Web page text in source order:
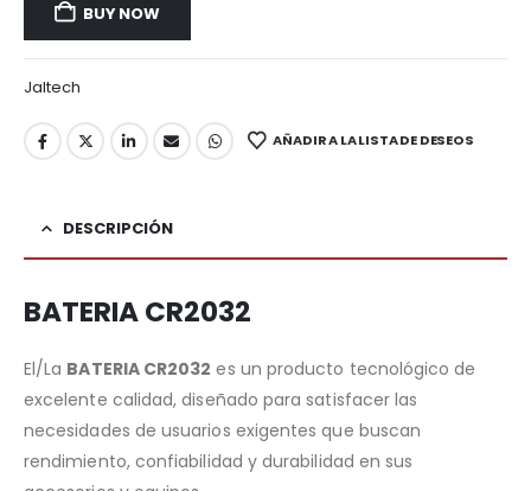
BUY NOW
Jaltech
AÑADIR A LA LISTA DE DESEOS
DESCRIPCIÓN
BATERIA CR2032
El/La BATERIA CR2032 es un producto tecnológico de
excelente calidad, diseñado para satisfacer las
necesidades de usuarios exigentes que buscan
rendimiento, confiabilidad y durabilidad en sus